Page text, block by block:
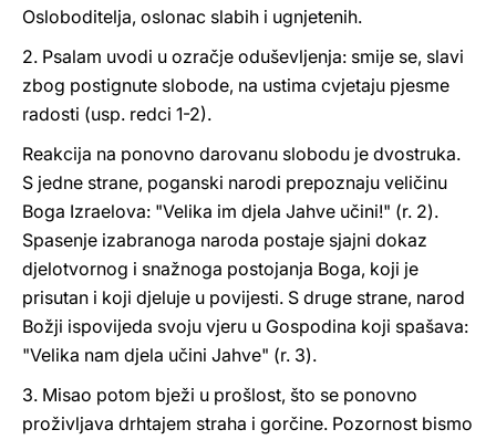
Osloboditelja, oslonac slabih i ugnjetenih.
2. Psalam uvodi u ozračje oduševljenja: smije se, slavi
zbog postignute slobode, na ustima cvjetaju pjesme
radosti (usp. redci 1-2).
Reakcija na ponovno darovanu slobodu je dvostruka.
S jedne strane, poganski narodi prepoznaju veličinu
Boga Izraelova: "Velika im djela Jahve učini!" (r. 2).
Spasenje izabranoga naroda postaje sjajni dokaz
djelotvornog i snažnoga postojanja Boga, koji je
prisutan i koji djeluje u povijesti. S druge strane, narod
Božji ispovijeda svoju vjeru u Gospodina koji spašava:
"Velika nam djela učini Jahve" (r. 3).
3. Misao potom bježi u prošlost, što se ponovno
proživljava drhtajem straha i gorčine. Pozornost bismo